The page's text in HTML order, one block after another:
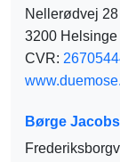
Nellerødvej 28
3200 Helsinge
CVR:
Børge